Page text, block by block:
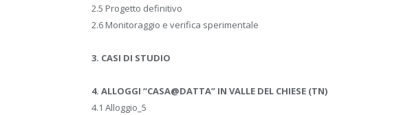
2.5 Progetto definitivo
2.6 Monitoraggio e verifica sperimentale
3. CASI DI STUDIO
4. ALLOGGI “CASA@DATTA” IN VALLE DEL CHIESE (TN)
4.1 Alloggio_5